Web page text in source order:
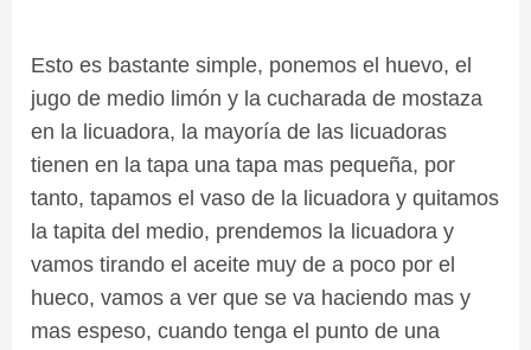
Esto es bastante simple, ponemos el huevo, el
jugo de medio limón y la cucharada de mostaza
en la licuadora, la mayoría de las licuadoras
tienen en la tapa una tapa mas pequeña, por
tanto, tapamos el vaso de la licuadora y quitamos
la tapita del medio, prendemos la licuadora y
vamos tirando el aceite muy de a poco por el
hueco, vamos a ver que se va haciendo mas y
mas espeso, cuando tenga el punto de una